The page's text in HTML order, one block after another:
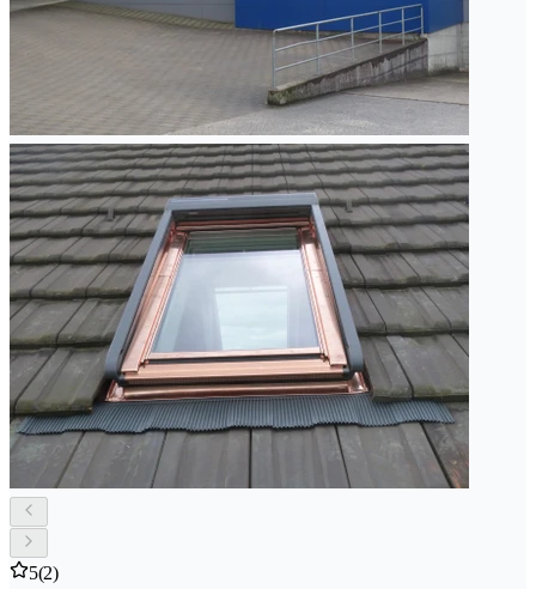
5(2)